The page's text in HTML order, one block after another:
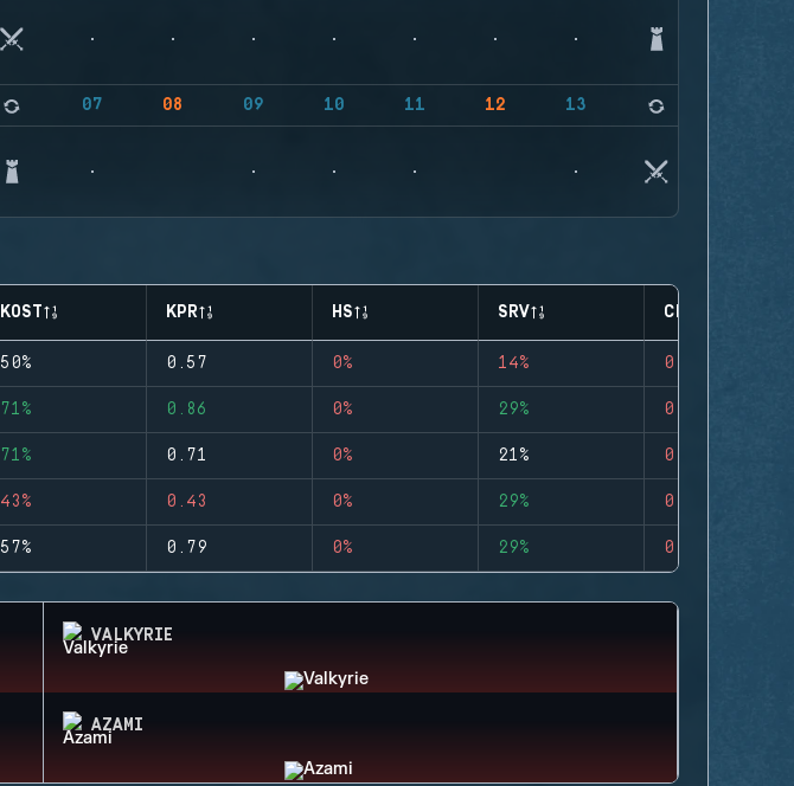
07 08 09 10 11 12 13
KOST KPR HS SRV CLUTCHES
50% 0.57 0% 14% 0
71% 0.86 0% 29% 0
71% 0.71 0% 21% 0
43% 0.43 0% 29% 0
57% 0.79 0% 29% 0
VALKYRIE
AZAMI